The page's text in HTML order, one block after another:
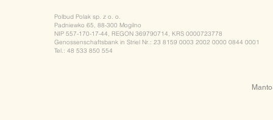
Polbud Polak sp. z o. o.
Padniewko 65, 88-300 Mogilno
NIP 557-170-17-44, REGON 369790714, KRS 0000723778
Genossenschaftsbank in Striel Nr.: 23 8159 0003 2002 0000 0844 0001
Tel.: 48 533 850 554